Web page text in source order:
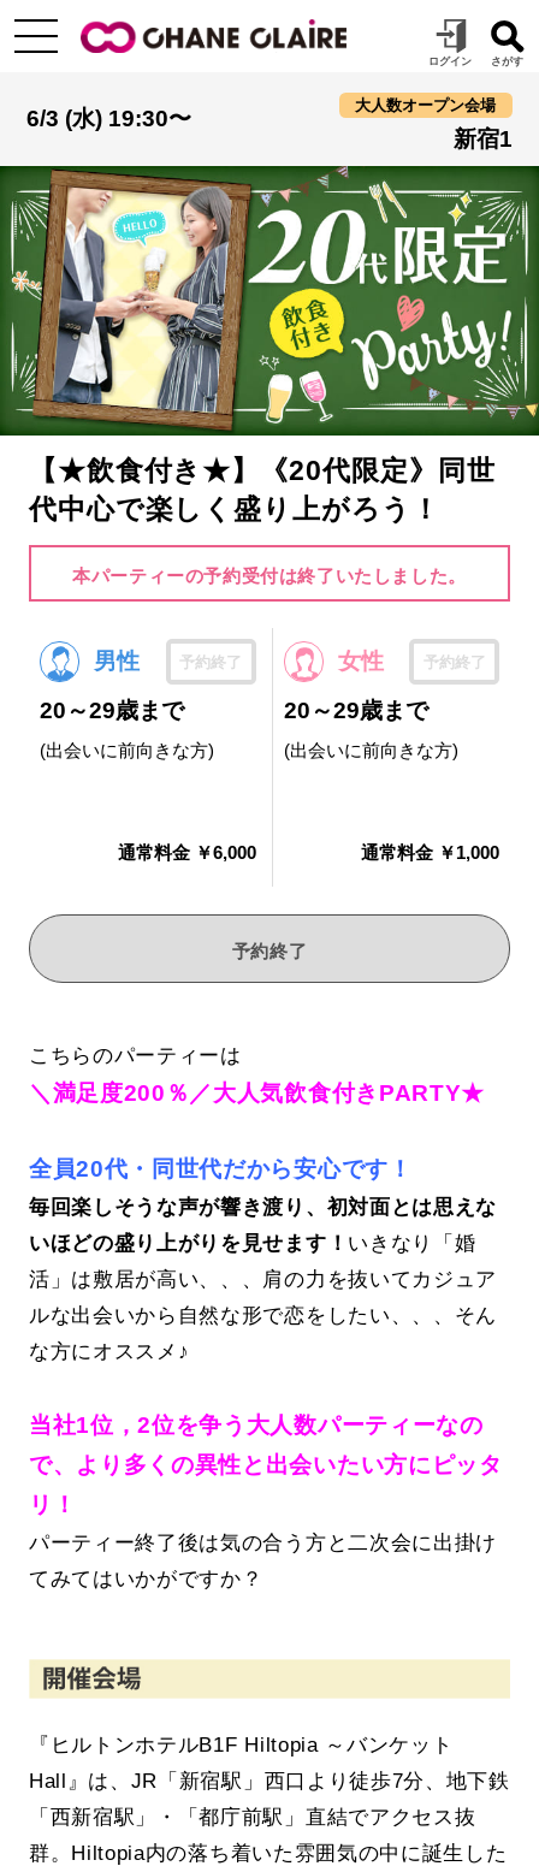
6/3 (水) 19:30〜
大人数オープン会場
新宿1
【★飲食付き★】《20代限定》同世
代中心で楽しく盛り上がろう！
本パーティーの予約受付は終了いたしました。
男性 予約終了
20～29歳まで
(出会いに前向きな方)
通常料金 ￥6,000
女性 予約終了
20～29歳まで
(出会いに前向きな方)
通常料金 ￥1,000
予約終了
こちらのパーティーは
＼満足度200％／大人気飲食付きPARTY★
全員20代・同世代だから安心です！
毎回楽しそうな声が響き渡り、初対面とは思えな
いほどの盛り上がりを見せます！ いきなり「婚
活」は敷居が高い、、、肩の力を抜いてカジュア
ルな出会いから自然な形で恋をしたい、、、そん
な方にオススメ♪
当社1位，2位を争う大人数パーティーなの
で、より多くの異性と出会いたい方にピッタ
リ！
パーティー終了後は気の合う方と二次会に出掛け
てみてはいかがですか？
『ヒルトンホテルB1F Hiltopia ～バンケット
Hall』は、JR「新宿駅」西口より徒歩7分、地下鉄
「西新宿駅」・「都庁前駅」直結でアクセス抜
群。Hiltopia内の落ち着いた雰囲気の中に誕生した